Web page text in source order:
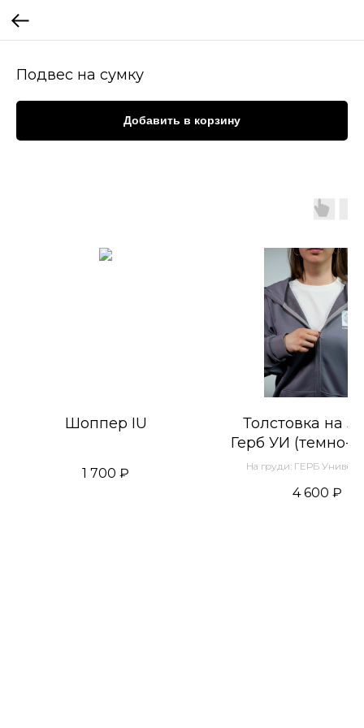
Подвес на сумку
Добавить в корзину
Шоппер IU
1 700 ₽
Толстовка на
Герб УИ (темно-
На груди: ГЕРБ
На спине:
4 600 ₽